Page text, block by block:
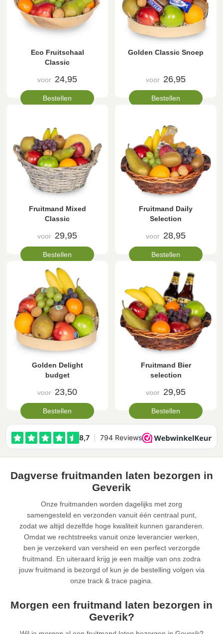
Eco Fruitschaal
Classic
voor 24,95
Bestellen
Golden Classic Snoep
voor 26,95
Bestellen
Fruitmand Mixed
Classic
voor 29,95
Bestellen
Fruitmand Daily
Selection
voor 28,95
Bestellen
Golden Delight
budget
voor 23,50
Bestellen
Fruitmand Bier
selection
voor 29,95
Bestellen
Dagverse fruitmanden laten bezorgen in
Geverik
Onze fruitmanden worden dagelijks met zorg
samengesteld en verzonden vanuit één centraal punt,
zodat we altijd dezelfde hoge kwaliteit kunnen garanderen.
Omdat we rechtstreeks vanuit onze leverancier werken,
ben je verzekerd van versheid en een perfect verzorgde
fruitmand. En uiteraard krijg je een mailtje van ons zodra
jouw fruitmand is bezorgd of kun je de bestelling volgen via
onze track & trace pagina.
Morgen een fruitmand laten bezorgen in
Geverik?